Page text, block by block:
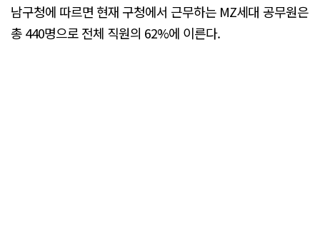
남구청에 따르면 현재 구청에서 근무하는 MZ세대 공무원은
총 440명으로 전체 직원의 62%에 이른다.